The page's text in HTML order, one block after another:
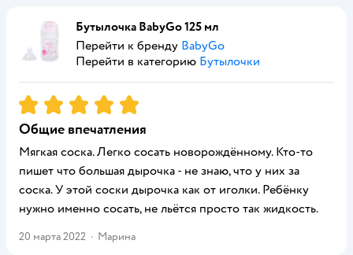
Бутылочка BabyGo 125 мл
Перейти к бренду BabyGo
Перейти в категорию Бутылочки
Рейтинг:5
Общие впечатления
Мягкая соска. Легко сосать новорождённому. Кто-то
пишет что большая дырочка - не знаю, что у них за
соска. У этой соски дырочка как от иголки. Ребёнку
нужно именно сосать, не льётся просто так жидкость.
20 марта 2022 · Марина